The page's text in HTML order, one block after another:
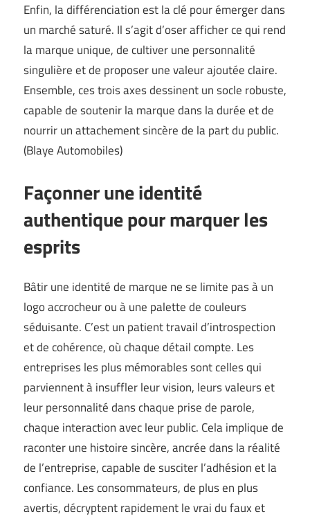
Enfin, la différenciation est la clé pour émerger dans
un marché saturé. Il s’agit d’oser afficher ce qui rend
la marque unique, de cultiver une personnalité
singulière et de proposer une valeur ajoutée claire.
Ensemble, ces trois axes dessinent un socle robuste,
capable de soutenir la marque dans la durée et de
nourrir un attachement sincère de la part du public.
(Blaye Automobiles)
Façonner une identité
authentique pour marquer les
esprits
Bâtir une identité de marque ne se limite pas à un
logo accrocheur ou à une palette de couleurs
séduisante. C’est un patient travail d’introspection
et de cohérence, où chaque détail compte. Les
entreprises les plus mémorables sont celles qui
parviennent à insuffler leur vision, leurs valeurs et
leur personnalité dans chaque prise de parole,
chaque interaction avec leur public. Cela implique de
raconter une histoire sincère, ancrée dans la réalité
de l’entreprise, capable de susciter l’adhésion et la
confiance. Les consommateurs, de plus en plus
avertis, décryptent rapidement le vrai du faux et